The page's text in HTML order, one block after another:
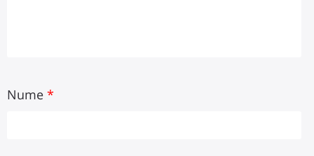
Nume *